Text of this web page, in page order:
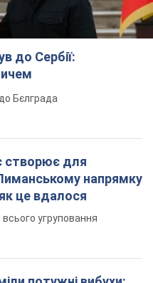
до Сербії:
Бєлграда
створює для
напрямку
це вдалося
угруповання